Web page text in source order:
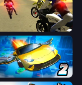
3D Moto Simulator 2
Ultimate Flying Car 2